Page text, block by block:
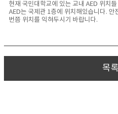
현재 국민대학교에 있는 교내 AED 위치
AED는 국제관 1층에 위치해있습니다. 안
번쯤 위치를 익혀두시기 바랍니다.
목록